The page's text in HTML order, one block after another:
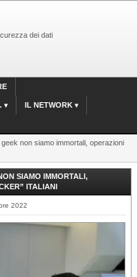
dei dati
IL NETWORK
non siamo immortali, operazioni
SIAMO IMMORTALI,
ITALIANI
2022